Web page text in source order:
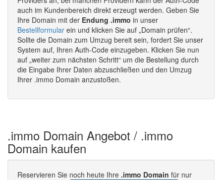
auch im Kundenbereich direkt erzeugt werden. Geben Sie
Ihre Domain mit der Endung .immo in unser
Bestellformular ein und klicken Sie auf „Domain prüfen“.
Sollte die Domain zum Umzug bereit sein, fordert Sie unser
System auf, Ihren Auth-Code einzugeben. Klicken Sie nun
auf „weiter zum nächsten Schritt“ um die Bestellung durch
die Eingabe Ihrer Daten abzuschließen und den Umzug
Ihrer .immo Domain anzustoßen.
.immo Domain Angebot / .immo
Domain kaufen
Reservieren Sie noch heute Ihre .immo Domain für nur